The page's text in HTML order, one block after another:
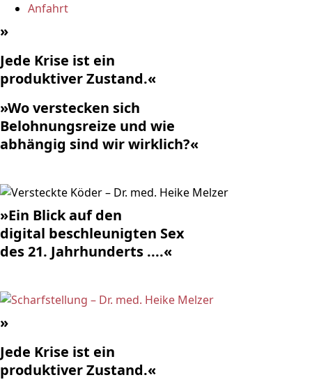
Anfahrt
»
Jede Krise ist ein
produktiver Zustand.«
»Wo verstecken sich
Belohnungsreize und wie
abhängig sind wir wirklich?«
»Ein Blick auf den
digital beschleunigten Sex
des 21. Jahrhunderts ....«
»
Jede Krise ist ein
produktiver Zustand.«